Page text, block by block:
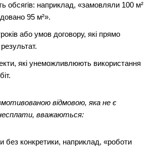
обсягів: наприклад, «замовляли 100 м²
95 м²».
або умов договору, які прямо
які унеможливлюють використання
відмовою, яка не є
вважаються:
без конкретики, наприклад, «роботи